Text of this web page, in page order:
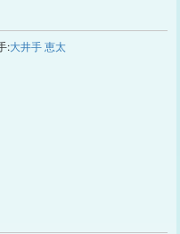
:大井手 恵太